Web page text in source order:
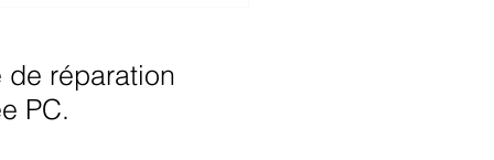
mises à jour?
de réparation
PC.